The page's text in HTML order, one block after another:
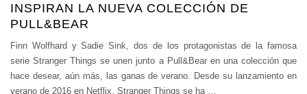
INSPIRAN LA NUEVA COLECCIÓN DE
PULL&BEAR
Finn Wolfhard y Sadie Sink, dos de los protagonistas de la famosa
serie Stranger Things se unen junto a Pull&Bear en una colección que
hace desear, aún más, las ganas de verano. Desde su lanzamiento en
verano de 2016 en Netflix, Stranger Things se ha